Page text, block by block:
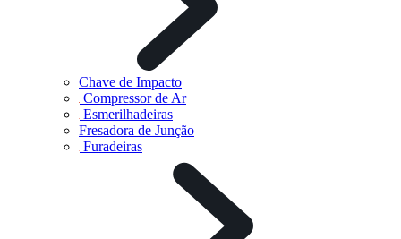
Chave de Impacto
Compressor de Ar
Esmerilhadeiras
Fresadora de Junção
Furadeiras